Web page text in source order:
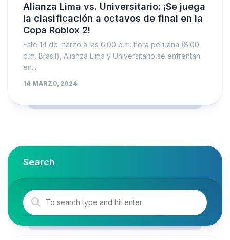
Alianza Lima vs. Universitario: ¡Se juega
la clasificación a octavos de final en la
Copa Roblox 2!
Este 14 de marzo a las 6:00 p.m. hora peruana (8:00
p.m. Brasil), Alianza Lima y Universitario se enfrentan
en...
14 MARZO, 2024
Search